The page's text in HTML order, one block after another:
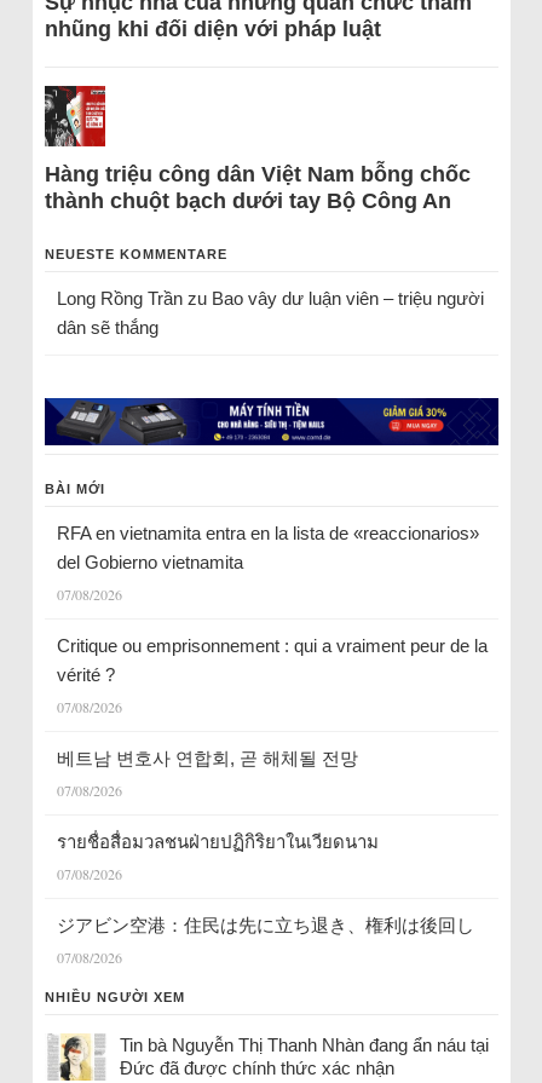
nhũng khi đối diện với pháp luật
Hàng triệu công dân Việt Nam bỗng chốc
thành chuột bạch dưới tay Bộ Công An
NEUESTE KOMMENTARE
Long Rồng Trầnzu Bao vây dư luận viên – triệu người
dân sẽ thắng
BÀI MỚI
RFA en vietnamita entra en la lista de «reaccionarios»
del Gobierno vietnamita
07/08/2026
Critique ou emprisonnement : qui a vraiment peur de la
vérité ?
07/08/2026
베트남 변호사 연합회, 곧 해체될 전망
07/08/2026
รายชื่อสื่อมวลชนฝ่ายปฏิกิริยาในเวียดนาม
07/08/2026
ジアビン空港：住民は先に立ち退き、権利は後回し
07/08/2026
NHIỀU NGƯỜI XEM
Tin bà Nguyễn Thị Thanh Nhàn đang ẩn náu tại
Đức đã được chính thức xác nhận